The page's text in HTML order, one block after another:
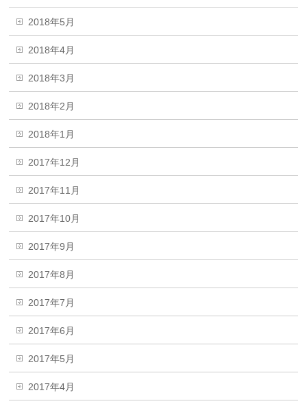
2018年5月
2018年4月
2018年3月
2018年2月
2018年1月
2017年12月
2017年11月
2017年10月
2017年9月
2017年8月
2017年7月
2017年6月
2017年5月
2017年4月